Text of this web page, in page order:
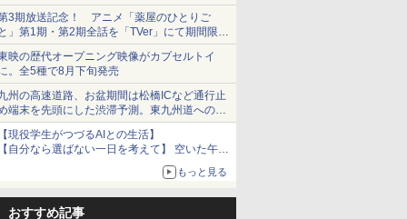
ョーツは1990円に
3期放送記念！ アニメ「薬屋のひとりご
」第1期・第2期全話を「TVer」にて期間限定
順次無料配信開始
映の歴代オープニング映像がカプセルトイ
。全5種で8月下旬発売
州の高速道路、お盆期間は松橋ICなど通行止
端末を先頭にした渋滞予測。東九州道への迂
は料金調整を実施
現役学生がつづるAIとの生活】
自分なら選ばない一日を考えて】 空いた午後
チャッピーに捧げたら、思わぬ絶景に出会っ
もっと見る
おすすめ記事